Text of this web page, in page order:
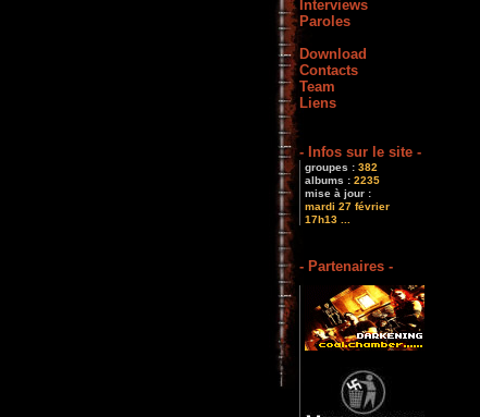
Interviews
Paroles
Download
Contacts
Team
Liens
- Infos sur le site -
groupes : 382
albums : 2235
mise à jour :
mardi 27 février
17h13 ...
- Partenaires -